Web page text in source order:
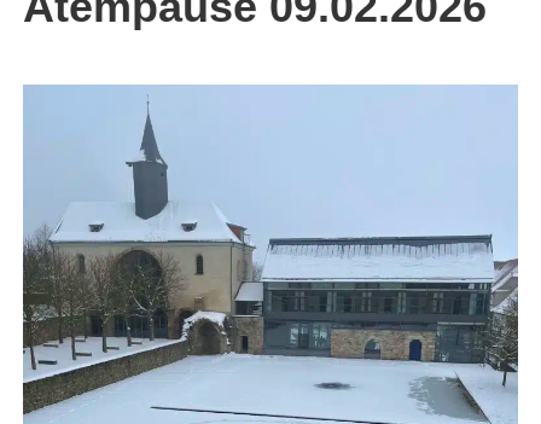
CHRISTUS-PAVILLON
GESCHICHTE
EINZELGÄSTE
KLOSTER AUF ZEIT
KINDER UND FAMILIEN
JUGENDGRUPPEN
ERWACHSENENGRUPPEN
UNTERNEHMEN
VERANSTALTUNGEN
KALENDER
GEBET & GOTTESDIENST
KONZERTE & MEHR
SEMINARE
FÜHRUNGEN
ÜBERNACHTEN
BUCHUNG
PREISE
UNTERKUNFT & VERPFLEGUNG
ANREISE
KONTAKT
MAGAZIN
ALLE
AKTUELLES
BERICHTE
MITHELFEN
JETZT SPENDEN